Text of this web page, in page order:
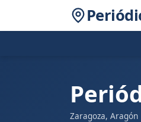
Zaragoza, Aragón